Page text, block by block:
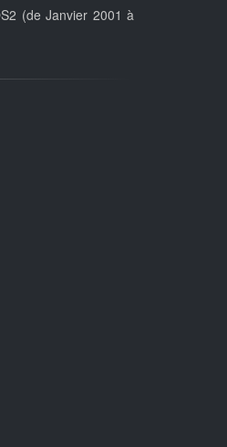
(de Janvier 2001 à